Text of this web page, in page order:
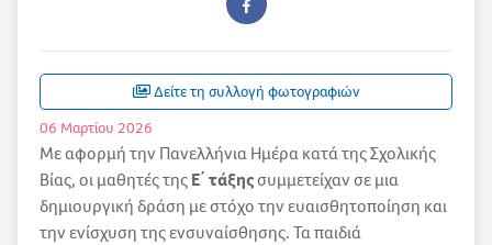
Δείτε τη συλλογή φωτογραφιών
06 Μαρτίου 2026
Με αφορμή την Πανελλήνια Ημέρα κατά της Σχολικής
Βίας, οι μαθητές τηςΕ΄ τάξηςσυμμετείχαν σε μια
δημιουργική δράση με στόχο την ευαισθητοποίηση και
την ενίσχυση της ενσυναίσθησης. Τα παιδιά